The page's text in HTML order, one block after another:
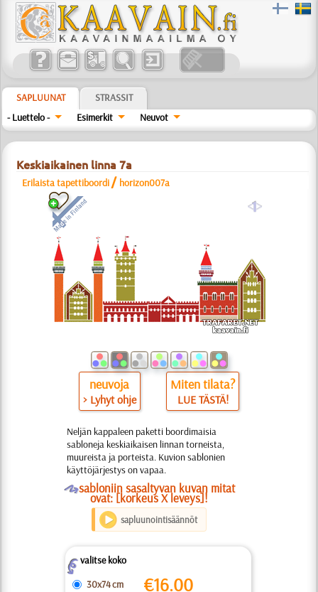
SAPLUUNAT
STRASSIT
- Luettelo -
Esimerkit Neuvot
Keskiaikainen linna 7a
Erilaista tapettiboordi / horizon007a
a
neuvoja
> Lyhyt ohje
Miten tilata?
LUE TÄSTÄ!
Neljän kappaleen paketti boordimaisia
sabloneja keskiaikaisen linnan torneista,
muureista ja porteista. Kuvion sablonien
käyttöjärjestys on vapaa.
Osabloniin sasaltyvan kuvan mitat
ovat: [korkeus X leveys]!
sapluunointisäännöt
Zvalitse koko
30x74 cm
€16.00